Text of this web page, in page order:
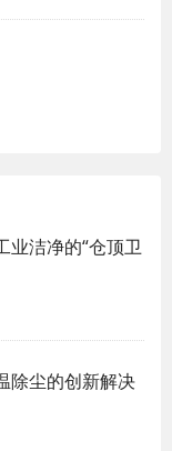
业洁净的“仓顶卫
除尘的创新解决